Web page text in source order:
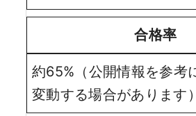
合格率
約65%（公開情報を参考
変動する場合があります）